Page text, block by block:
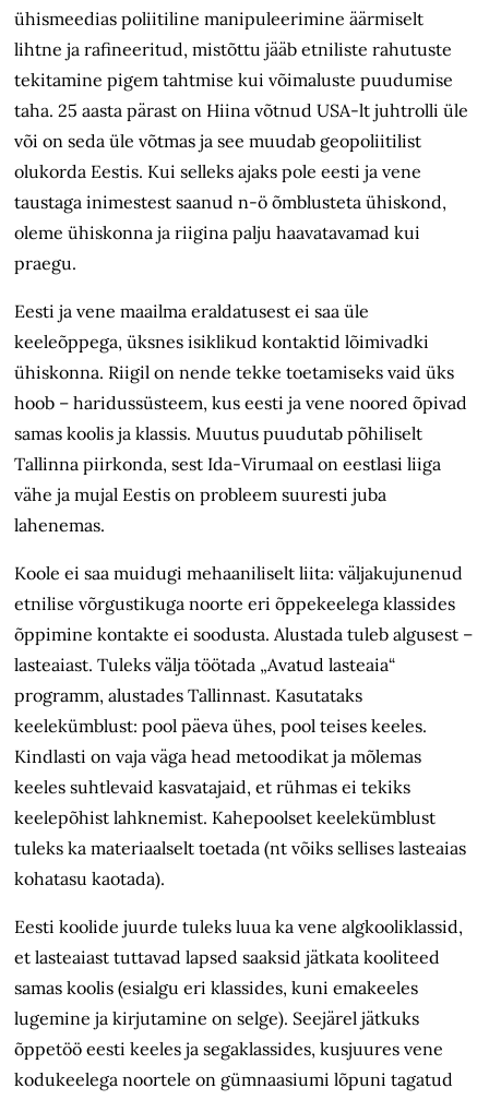
ühismeedias poliitiline manipuleerimine äärmiselt
lihtne ja rafineeritud, mistõttu jääb etniliste rahutuste
tekitamine pigem tahtmise kui võimaluste puudumise
taha. 25 aasta pärast on Hiina võtnud USA-lt juhtrolli üle
või on seda üle võtmas ja see muudab geopoliitilist
olukorda Eestis. Kui selleks ajaks pole eesti ja vene
taustaga inimestest saanud n-ö õmblusteta ühiskond,
oleme ühiskonna ja riigina palju haavatavamad kui
praegu.
Eesti ja vene maailma eraldatusest ei saa üle
keeleõppega, üksnes isiklikud kontaktid lõimivadki
ühiskonna. Riigil on nende tekke toetamiseks vaid üks
hoob – haridussüsteem, kus eesti ja vene noored õpivad
samas koolis ja klassis. Muutus puudutab põhiliselt
Tallinna piirkonda, sest Ida-Virumaal on eestlasi liiga
vähe ja mujal Eestis on probleem suuresti juba
lahenemas.
Koole ei saa muidugi mehaaniliselt liita: väljakujunenud
etnilise võrgustikuga noorte eri õppekeelega klassides
õppimine kontakte ei soodusta. Alustada tuleb algusest –
lasteaiast. Tuleks välja töötada „Avatud lasteaia“
programm, alustades Tallinnast. Kasutataks
keelekümblust: pool päeva ühes, pool teises keeles.
Kindlasti on vaja väga head metoodikat ja mõlemas
keeles suhtlevaid kasvatajaid, et rühmas ei tekiks
keelepõhist lahknemist. Kahepoolset keelekümblust
tuleks ka materiaalselt toetada (nt võiks sellises lasteaias
kohatasu kaotada).
Eesti koolide juurde tuleks luua ka vene algkooliklassid,
et lasteaiast tuttavad lapsed saaksid jätkata kooliteed
samas koolis (esialgu eri klassides, kuni emakeeles
lugemine ja kirjutamine on selge). Seejärel jätkuks
õppetöö eesti keeles ja segaklassides, kusjuures vene
kodukeelega noortele on gümnaasiumi lõpuni tagatud